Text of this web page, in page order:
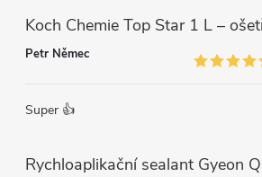
Petr Němec
Super 👍